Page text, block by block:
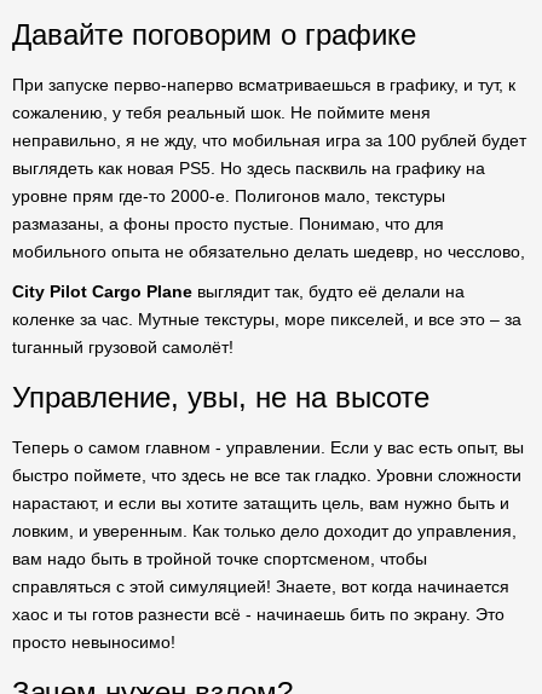
Давайте поговорим о графике
При запуске перво-наперво всматриваешься в графику, и тут, к
сожалению, у тебя реальный шок. Не поймите меня
неправильно, я не жду, что мобильная игра за 100 рублей будет
выглядеть как новая PS5. Но здесь пасквиль на графику на
уровне прям где-то 2000-е. Полигонов мало, текстуры
размазаны, а фоны просто пустые. Понимаю, что для
мобильного опыта не обязательно делать шедевр, но чесслово,
City Pilot Cargo Plane выглядит так, будто её делали на
коленке за час. Мутные текстуры, море пикселей, и все это – за
tuганный грузовой самолёт!
Управление, увы, не на высоте
Теперь о самом главном - управлении. Если у вас есть опыт, вы
быстро поймете, что здесь не все так гладко. Уровни сложности
нарастают, и если вы хотите затащить цель, вам нужно быть и
ловким, и уверенным. Как только дело доходит до управления,
вам надо быть в тройной точке спортсменом, чтобы
справляться с этой симуляцией! Знаете, вот когда начинается
хаос и ты готов разнести всё - начинаешь бить по экрану. Это
просто невыносимо!